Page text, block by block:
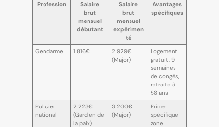
Profession
Salaire
brut
mensuel
débutant
Salaire
brut
mensuel
expérimen
té
Avantages
spécifiques
Gendarme 1 816€
2 929€
(Major)
Logement
gratuit, 9
semaines
de congés,
retraite à
58 ans
Policier
national
2 223€
(Gardien de
la paix)
3 200€
(Major)
Prime
spécifique
zone